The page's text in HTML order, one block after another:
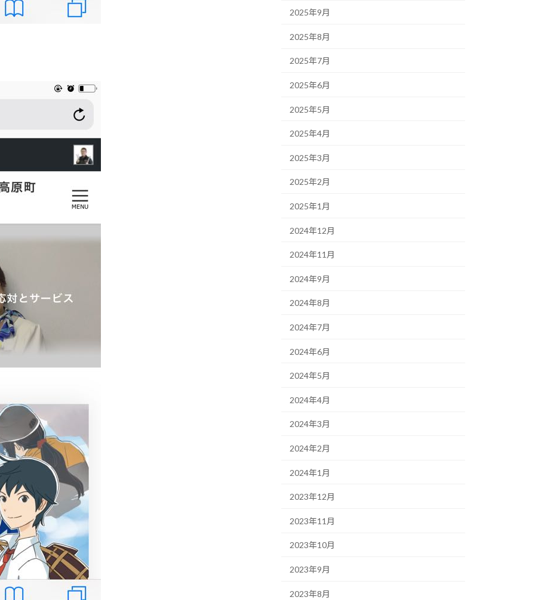
2025年9月
2025年8月
2025年7月
2025年6月
2025年5月
2025年4月
2025年3月
2025年2月
2025年1月
2024年12月
2024年11月
2024年9月
2024年8月
2024年7月
2024年6月
2024年5月
2024年4月
2024年3月
2024年2月
2024年1月
2023年12月
2023年11月
2023年10月
2023年9月
2023年8月